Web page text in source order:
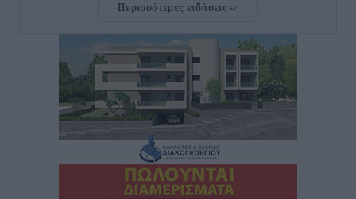
δεν υπάρχουν περιθώρια εφησυχασμού
Ειδήσεις• πριν 2 ώρες
Στον Άγιο Νικόλαο Χάλκης ανοίγει ξανά το
ανανεωμένο εκκλησιαστικό μουσείο από τη Λέσχη
Τοπικές Ειδήσεις• πριν 2 ώρες
Περισσότερες ειδήσεις